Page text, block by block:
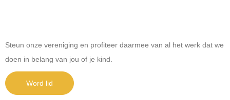
Steun onze vereniging en profiteer daarmee van al het werk dat we
doen in belang van jou of je kind.
Word lid